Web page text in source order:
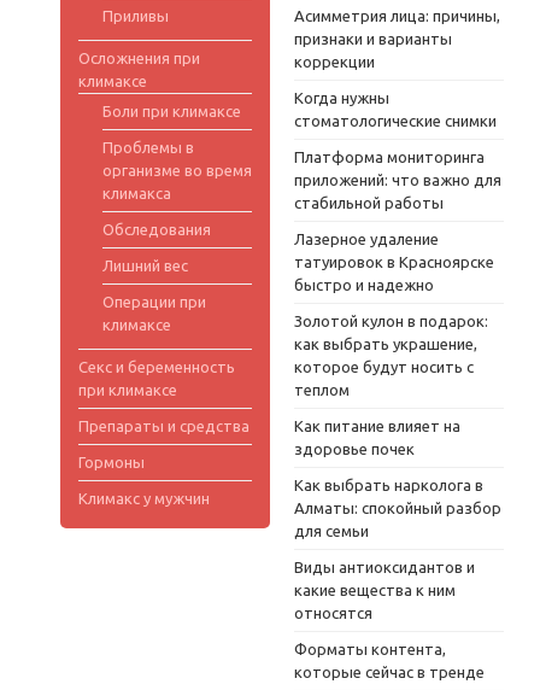
Приливы
Осложнения при
климаксе
Боли при климаксе
Проблемы в
организме во время
климакса
Обследования
Лишний вес
Операции при
климаксе
Секс и беременность
при климаксе
Препараты и средства
Гормоны
Климакс у мужчин
Асимметрия лица: причины,
признаки и варианты
коррекции
Когда нужны
стоматологические снимки
Платформа мониторинга
приложений: что важно для
стабильной работы
Лазерное удаление
татуировок в Красноярске
быстро и надежно
Золотой кулон в подарок:
как выбрать украшение,
которое будут носить с
теплом
Как питание влияет на
здоровье почек
Как выбрать нарколога в
Алматы: спокойный разбор
для семьи
Виды антиоксидантов и
какие вещества к ним
относятся
Форматы контента,
которые сейчас в тренде